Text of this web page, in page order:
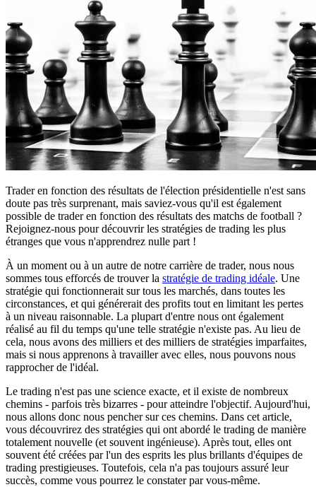
Trader en fonction des résultats de l'élection présidentielle n'est sans
doute pas très surprenant, mais saviez-vous qu'il est également
possible de trader en fonction des résultats des matchs de football ?
Rejoignez-nous pour découvrir les stratégies de trading les plus
étranges que vous n'apprendrez nulle part !
À un moment ou à un autre de notre carrière de trader, nous nous
sommes tous efforcés de trouver la stratégie de trading idéale. Une
stratégie qui fonctionnerait sur tous les marchés, dans toutes les
circonstances, et qui générerait des profits tout en limitant les pertes
à un niveau raisonnable. La plupart d'entre nous ont également
réalisé au fil du temps qu'une telle stratégie n'existe pas. Au lieu de
cela, nous avons des milliers et des milliers de stratégies imparfaites,
mais si nous apprenons à travailler avec elles, nous pouvons nous
rapprocher de l'idéal.
Le trading n'est pas une science exacte, et il existe de nombreux
chemins - parfois très bizarres - pour atteindre l'objectif. Aujourd'hui,
nous allons donc nous pencher sur ces chemins. Dans cet article,
vous découvrirez des stratégies qui ont abordé le trading de manière
totalement nouvelle (et souvent ingénieuse). Après tout, elles ont
souvent été créées par l'un des esprits les plus brillants d'équipes de
trading prestigieuses. Toutefois, cela n'a pas toujours assuré leur
succès, comme vous pourrez le constater par vous-même.